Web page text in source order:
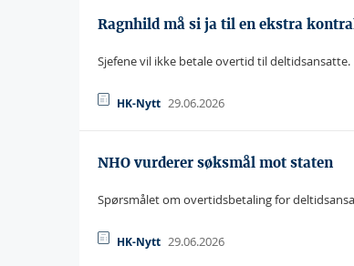
Ragnhild må si ja til en ekstra
Sjefene vil ikke betale overtid til deltidsansatte.
HK-Nytt 29.06.2026
NHO vurderer søksmål mot staten
Spørsmålet om overtidsbetaling for
HK-Nytt 29.06.2026